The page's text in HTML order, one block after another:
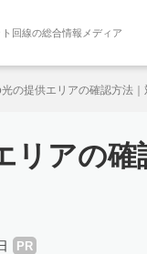
回線の総合情報メディア
の提供エリアの確認方法
リアの
PR